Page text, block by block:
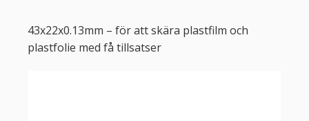
43x22x0.13mm – för att skära plastfilm och
plastfolie med få tillsatser